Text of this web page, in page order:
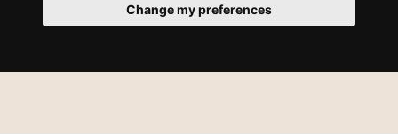
Change my preferences